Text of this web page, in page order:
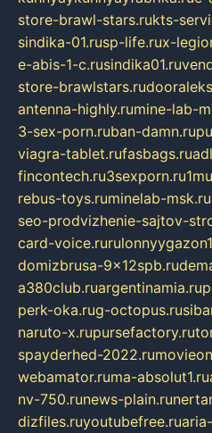
store-brawl-stars.rukts-
sindika-01.rusp-life.rux-
e-abis-1-c.rusindika01.ru
store-brawlstars.ru
antenna-highly.rumine-lab-
3-sex-porn.ruban-damn.ru
viagra-tablet.rufasbags.ru
fincontech.ru3sexporn.ru
rebus-toys.ruminelab-msk.ru
seo-prodvizhenie-sajtov-
card-voice.ru
domizbrusa-9x12spb.ru
a380club.ruargentinamia.ru
perk-oka.rug-octopus.ru
naruto-x.rupursefactory.ru
spayderhed-2022.ru
webamator.ruma-absolut1.ru
nv-750.runews-plain.ru
dizfiles.ruyoutubefree.ru